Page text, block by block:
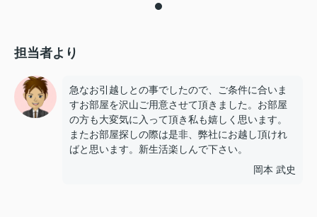
担当者より
急なお引越しとの事でしたので、ご条件に合いま
すお部屋を沢山ご用意させて頂きました。お部屋
の方も大変気に入って頂き私も嬉しく思います。
またお部屋探しの際は是非、弊社にお越し頂けれ
ばと思います。新生活楽しんで下さい。
岡本 武史